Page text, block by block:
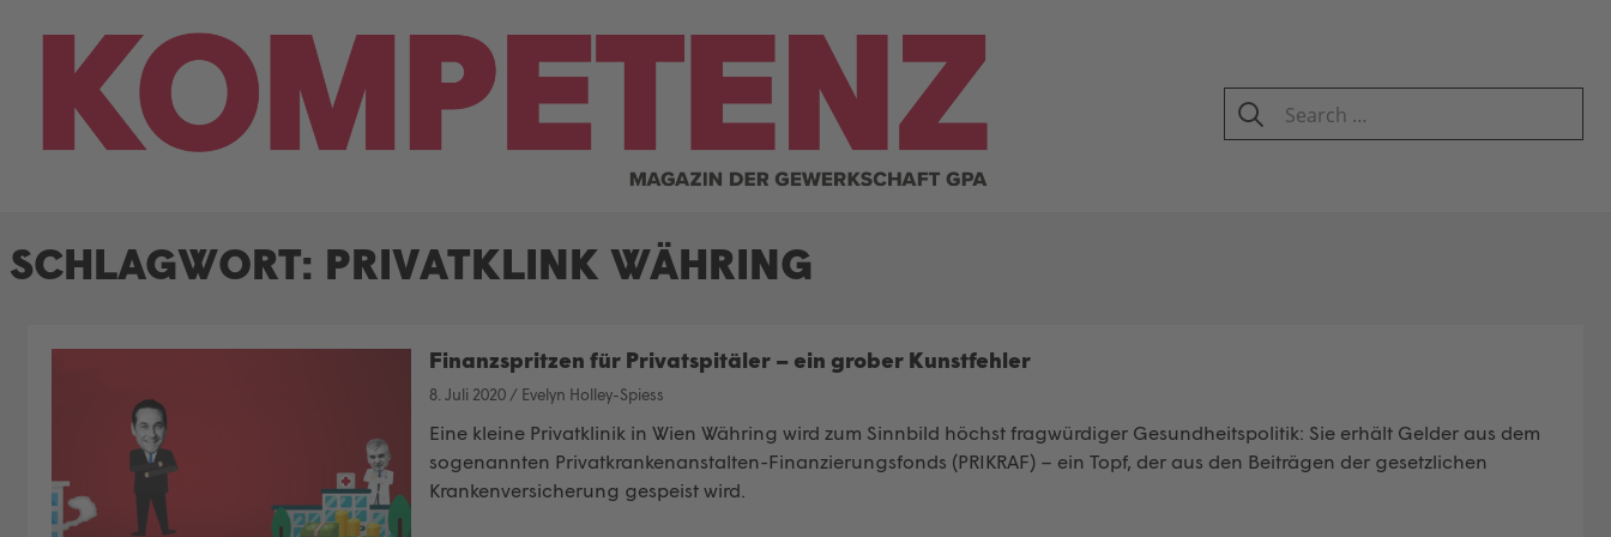
SEARCH
Search
for:
SCHLAGWORT: PRIVATKLINK WÄHRING
Finanzspritzen für Privatspitäler – ein grober Kunstfehler
8. Juli 2020 / Evelyn Holley-Spiess
Eine kleine Privatklinik in Wien Währing wird zum Sinnbild höchst fragwürdiger Gesundheitspolitik: Sie erhält Gelder aus dem
sogenannten Privatkrankenanstalten-Finanzierungsfonds (PRIKRAF) – ein Topf, der aus den Beiträgen der gesetzlichen
Krankenversicherung gespeist wird.